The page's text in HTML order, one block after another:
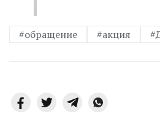
#обращение #акция